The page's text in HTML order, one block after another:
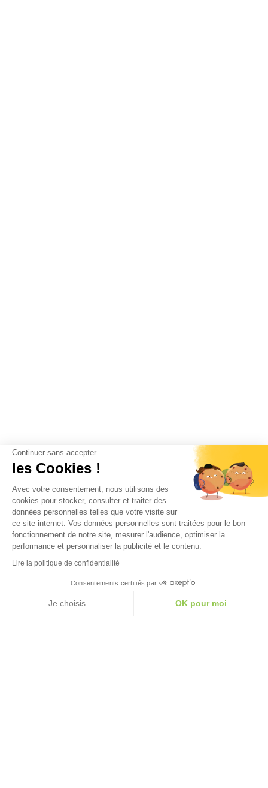
Continuer sans accepter
les Cookies !
Avec votre consentement, nous utilisons des
cookies pour stocker, consulter et traiter des
données personnelles telles que votre visite sur
ce site internet. Vos données personnelles sont traitées pour le bon
fonctionnement de notre site, mesurer l'audience, optimiser la
performance et personnaliser la publicité et le contenu.
Lire la politique de confidentialité
Consentements certifiés par
Je choisis
OK pour moi